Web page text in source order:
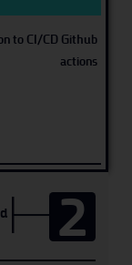
to CI/CD Github
actions
2